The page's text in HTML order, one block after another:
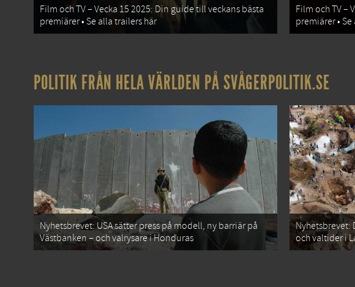
Film och TV – Vecka 15 2025: Din guide till veckans bästa
premiärer • Se alla trailers här
Film och TV –
premiärer •
POLITIK FRÅN HELA VÄRLDEN PÅ SVÅGERPOLITIK.SE
Nyhetsbrevet: USA sätter press på modell, ny barriär på
Västbanken – och valrysare i Honduras
Nyhetsbrevet:
och valtider i